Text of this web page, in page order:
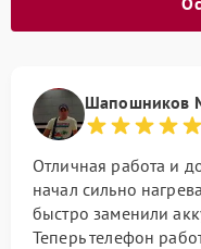
Шапошников
Отличная работа и
начал сильно
быстро заменили
Теперь телефон